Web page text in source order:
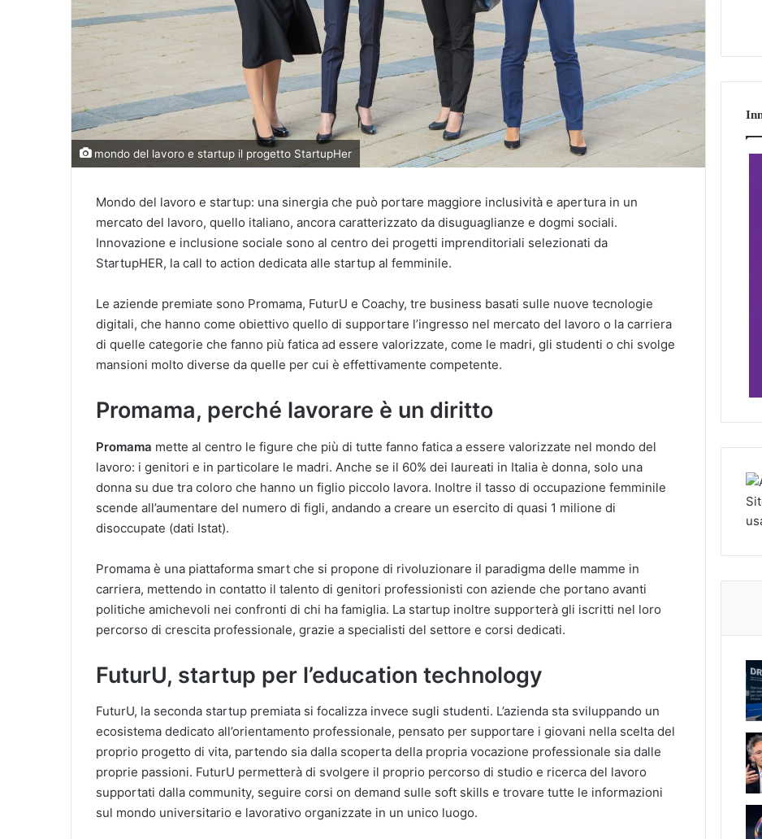
mondo del lavoro e startup il progetto StartupHer
Mondo del lavoro e startup: una sinergia che può portare maggiore inclusività e apertura in un
mercato del lavoro, quello italiano, ancora caratterizzato da disuguaglianze e dogmi sociali.
Innovazione e inclusione sociale sono al centro dei progetti imprenditoriali selezionati da
StartupHER, la call to action dedicata alle startup al femminile.
Le aziende premiate sono Promama, FuturU e Coachy, tre business basati sulle nuove tecnologie
digitali, che hanno come obiettivo quello di supportare l’ingresso nel mercato del lavoro o la carriera
di quelle categorie che fanno più fatica ad essere valorizzate, come le madri, gli studenti o chi svolge
mansioni molto diverse da quelle per cui è effettivamente competente.
Promama, perché lavorare è un diritto
Promama mette al centro le figure che più di tutte fanno fatica a essere valorizzate nel mondo del
lavoro: i genitori e in particolare le madri. Anche se il 60% dei laureati in Italia è donna, solo una
donna su due tra coloro che hanno un figlio piccolo lavora. Inoltre il tasso di occupazione femminile
scende all’aumentare del numero di figli, andando a creare un esercito di quasi 1 milione di
disoccupate (dati Istat).
Promama è una piattaforma smart che si propone di rivoluzionare il paradigma delle mamme in
carriera, mettendo in contatto il talento di genitori professionisti con aziende che portano avanti
politiche amichevoli nei confronti di chi ha famiglia. La startup inoltre supporterà gli iscritti nel loro
percorso di crescita professionale, grazie a specialisti del settore e corsi dedicati.
FuturU, startup per l’education technology
FuturU, la seconda startup premiata si focalizza invece sugli studenti. L’azienda sta sviluppando un
ecosistema dedicato all’orientamento professionale, pensato per supportare i giovani nella scelta del
proprio progetto di vita, partendo sia dalla scoperta della propria vocazione professionale sia dalle
proprie passioni. FuturU permetterà di svolgere il proprio percorso di studio e ricerca del lavoro
supportati dalla community, seguire corsi on demand sulle soft skills e trovare tutte le informazioni
sul mondo universitario e lavorativo organizzate in un unico luogo.